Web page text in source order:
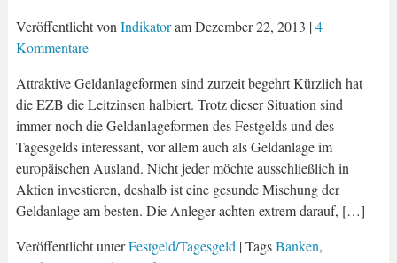
Veröffentlicht von IndikatoramDezember 22, 2013 |4
Kommentare
Attraktive Geldanlageformen sind zurzeit begehrt Kürzlich hat
die EZB die Leitzinsen halbiert. Trotz dieser Situation sind
immer noch die Geldanlageformen des Festgelds und des
Tagesgelds interessant, vor allem auch als Geldanlage im
europäischen Ausland. Nicht jeder möchte ausschließlich in
Aktien investieren, deshalb ist eine gesunde Mischung der
Geldanlage am besten. Die Anleger achten extrem darauf, […]
Veröffentlicht unterFestgeld/Tagesgeld | TagsBanken,